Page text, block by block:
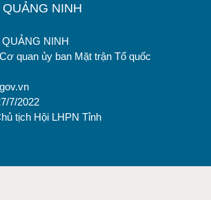
NINH
NINH
quan ủy ban Mặt trận Tổ quốc
7/2022
tịch Hội LHPN Tỉnh